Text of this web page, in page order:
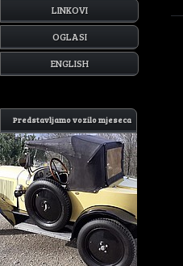
LINKOVI
OGLASI
ENGLISH
Predstavljamo vozilo mjeseca